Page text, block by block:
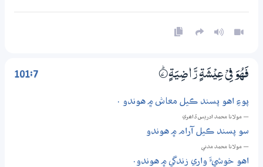
101:7 فَهُوَ فِيْ عِيْشَةٍ رَّاضِيَةٍ 7‏۝ۭ
پوءِ اهو پسند ڪيل معاش ۾ هوندو .
— مولانا محمد ادريس ڏاھري
سو پسند ڪيل آرام ۾ هوندو
— مولانا محمد مدني
اهو خوشيءَ واري زندگي ۾ هوندو.